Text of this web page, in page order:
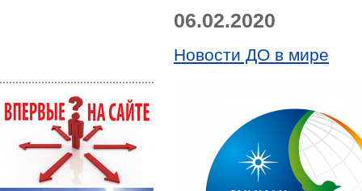
06.02.2020
Новости ДО в мире